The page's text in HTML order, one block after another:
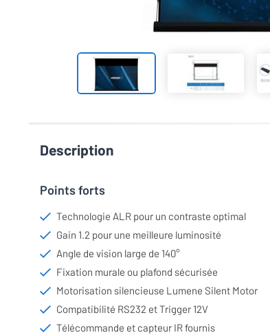
Description
Points forts
Technologie ALR pour un contraste optimal
Gain 1.2 pour une meilleure luminosité
Angle de vision large de 140°
Fixation murale ou plafond sécurisée
Motorisation silencieuse Lumene Silent Motor
Compatibilité RS232 et Trigger 12V
Télécommande et capteur IR fournis